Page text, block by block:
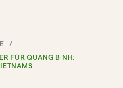
FÜR QUANG BINH: